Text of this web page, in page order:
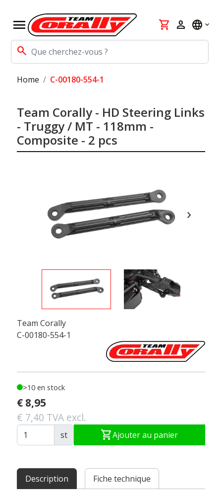
menu
search
shopping_cart person language
Home C-00180-554-1
Team Corally - HD Steering Links
- Truggy / MT - 118mm -
Composite - 2 pcs
chevron_right
Team Corally
C-00180-554-1
>10 en stock
€ 8,95
€ 7,40 TVA excl.
st shopping_cartAjouter au panier
Description Fiche technique